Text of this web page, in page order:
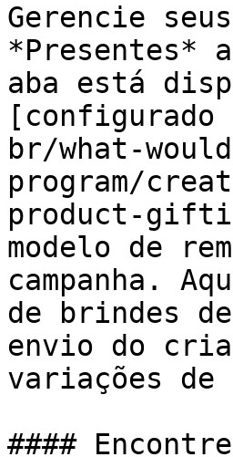
Gerencie
*Presentes*
aba está
br/what-
program/
product-
modelo de
campanha.
de brindes
envio do
variações de
####